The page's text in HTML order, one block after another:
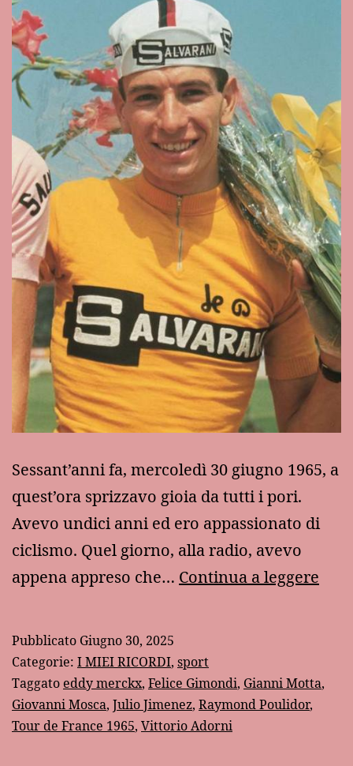
Sessant’anni fa, mercoledì 30 giugno 1965, a
quest’ora sprizzavo gioia da tutti i pori.
Avevo undici anni ed ero appassionato di
ciclismo. Quel giorno, alla radio, avevo
appena appreso che… Continua a leggere
il
Pubblicato Giugno 30, 2025
Categorie: I MIEI RICORDI, sport
Taggato eddy merckx, Felice Gimondi, Gianni Motta,
Giovanni Mosca, Julio Jimenez, Raymond Poulidor,
Tour de France 1965, Vittorio Adorni